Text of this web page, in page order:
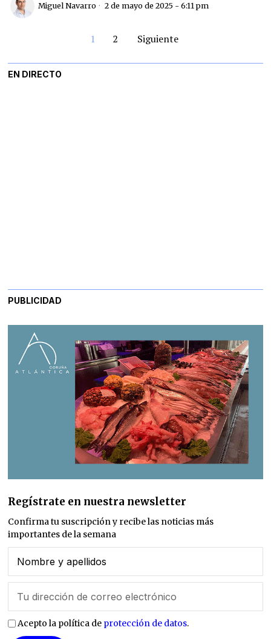
Miguel Navarro 2 de mayo de 2025 - 6:11 pm
1 2 Siguiente
EN DIRECTO
PUBLICIDAD
Regístrate en nuestra newsletter
Confirma tu suscripción y recibe las noticias más
importantes de la semana
Acepto la política de protección de datos.